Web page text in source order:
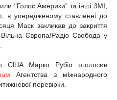
"Голос Америки" та інші ЗМІ,
в упередженому ставленні до
Маск закликав до закриття
Європа/Радіо Свобода у
США Марко Рубіо оголосив
Агентства з міжнародного
перевірки.